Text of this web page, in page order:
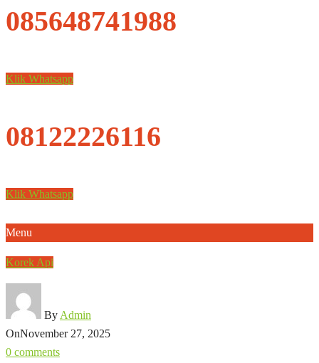
085648741988
Klik Whatsapp
08122226116
Klik Whatsapp
Menu
Korek Api
By Admin
OnNovember 27, 2025
0 comments